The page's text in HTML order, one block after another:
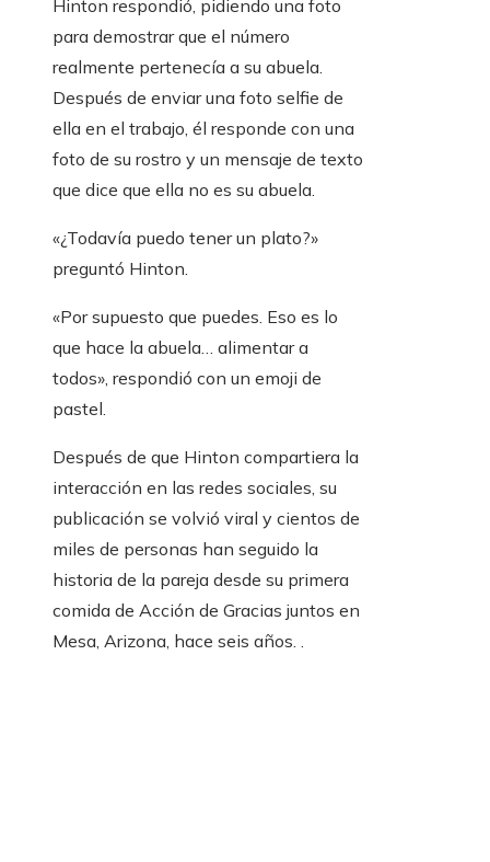
Hinton respondió, pidiendo una foto
para demostrar que el número
realmente pertenecía a su abuela.
Después de enviar una foto selfie de
ella en el trabajo, él responde con una
foto de su rostro y un mensaje de texto
que dice que ella no es su abuela.
«¿Todavía puedo tener un plato?»
preguntó Hinton.
«Por supuesto que puedes. Eso es lo
que hace la abuela… alimentar a
todos», respondió con un emoji de
pastel.
Después de que Hinton compartiera la
interacción en las redes sociales, su
publicación se volvió viral y cientos de
miles de personas han seguido la
historia de la pareja desde su primera
comida de Acción de Gracias juntos en
Mesa, Arizona, hace seis años. .